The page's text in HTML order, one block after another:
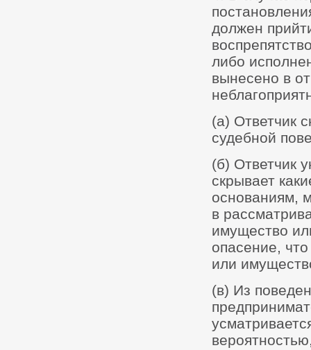
должен
либо
вынесено в
(а) Ответчик
судебной
(б) Ответчик
скрывает
основаниям,
в
имущество
опасение,
или
(в) Из